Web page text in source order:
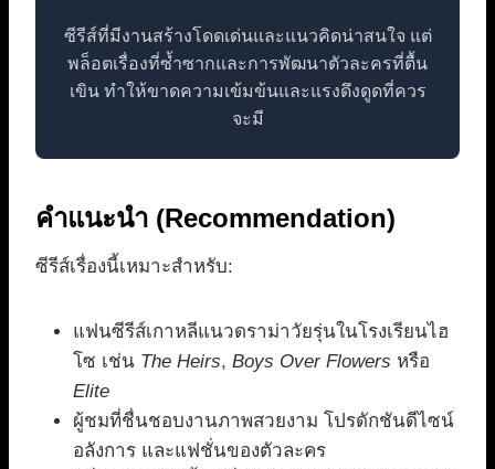
ซีรีส์ที่มีงานสร้างโดดเด่นและแนวคิดน่าสนใจ แต่
พล็อตเรื่องที่ซ้ำซากและการพัฒนาตัวละครที่ตื้น
เขิน ทำให้ขาดความเข้มข้นและแรงดึงดูดที่ควร
จะมี
คำแนะนำ (Recommendation)
ซีรีส์เรื่องนี้เหมาะสำหรับ:
แฟนซีรีส์เกาหลีแนวดราม่าวัยรุ่นในโรงเรียนไฮ
โซ เช่น The Heirs, Boys Over Flowers หรือ
Elite
ผู้ชมที่ชื่นชอบงานภาพสวยงาม โปรดักชันดีไซน์
อลังการ และแฟชั่นของตัวละคร